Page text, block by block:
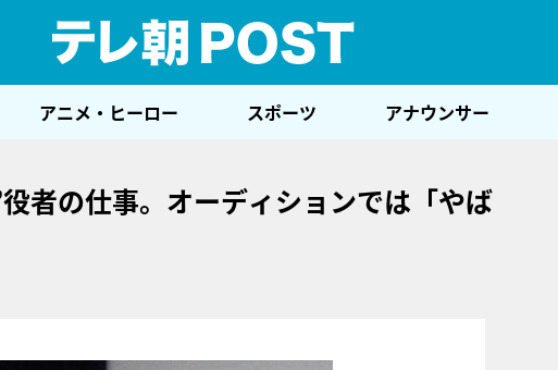
アニメ・ヒーロー スポーツ アナウンサー
者の仕事。オーディションでは「やば